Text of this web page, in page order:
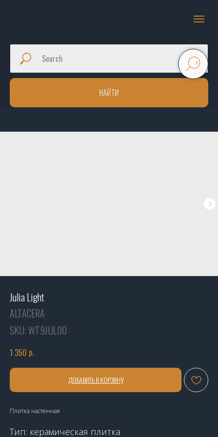
НАЙТИ
Julia Light
ALTACERA
SKU: WT9JUL00
1 350 р.
ДОБАВИТЬ В КОРЗИНУ
Плитка настенная
Тип: керамическая плитка